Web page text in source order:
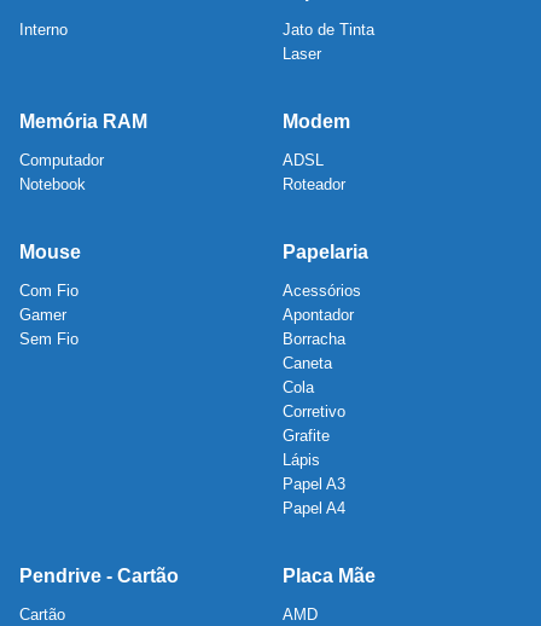
Interno
Jato de Tinta
Laser
Memória RAM
Computador
Notebook
Modem
ADSL
Roteador
Mouse
Com Fio
Gamer
Sem Fio
Papelaria
Acessórios
Apontador
Borracha
Caneta
Cola
Corretivo
Grafite
Lápis
Papel A3
Papel A4
Pendrive - Cartão
Cartão
Placa Mãe
AMD